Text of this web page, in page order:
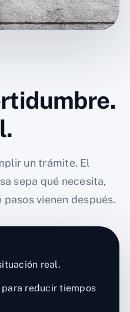
un trámite. El
sepa qué necesita,
vienen después.
real.
reducir tiempos